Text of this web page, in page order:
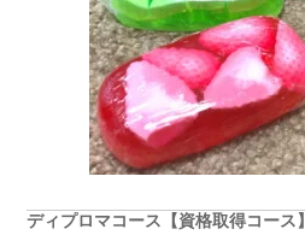
ディプロマコース【資格取得コース】